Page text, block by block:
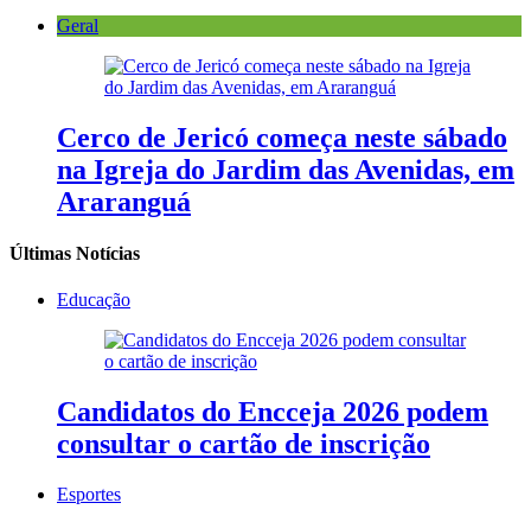
Geral
Cerco de Jericó começa neste sábado
na Igreja do Jardim das Avenidas, em
Araranguá
Últimas Notícias
Educação
Candidatos do Encceja 2026 podem
consultar o cartão de inscrição
Esportes